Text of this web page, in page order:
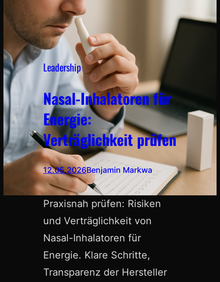
Leadership
Nasal-Inhalatoren für
Energie:
Verträglichkeit prüfen
12.05.2026Benjamin Markwa
Praxisnah prüfen: Risiken
und Verträglichkeit von
Nasal-Inhalatoren für
Energie. Klare Schritte,
Transparenz der Hersteller